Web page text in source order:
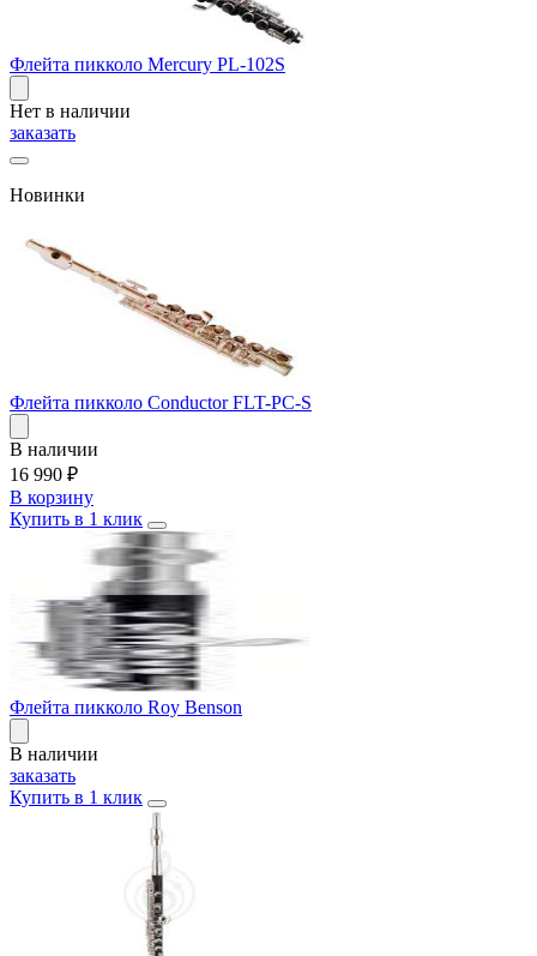
Флейта пикколо Mercury PL-102S
Нет в наличии
заказать
Новинки
Флейта пикколо Conductor FLT-PC-S
В наличии
16 990 ₽
В корзину
Купить в 1 клик
Флейта пикколо Roy Benson
В наличии
заказать
Купить в 1 клик